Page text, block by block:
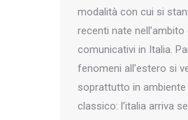
modalità con cui si
recenti nate
comunicativi in Italia.
fenomeni all’estero si
soprattutto in
classico: l’italia arriva